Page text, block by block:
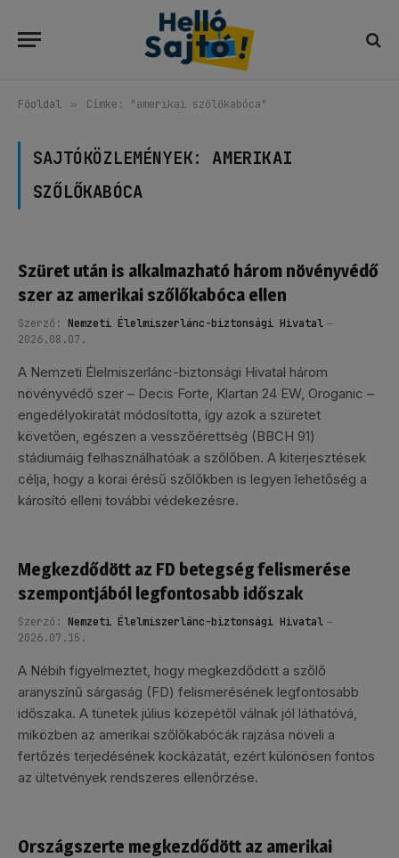
Főoldal » Címke: "amerikai szőlőkabóca"
SAJTÓKÖZLEMÉNYEK:AMERIKAI
SZŐLŐKABÓCA
Szüret után is alkalmazható három növényvédő
szer az amerikai szőlőkabóca ellen
Szerző: Nemzeti Élelmiszerlánc-biztonsági Hivatal
2026.08.07.
A Nemzeti Élelmiszerlánc-biztonsági Hivatal három
növényvédő szer – Decis Forte, Klartan 24 EW, Oroganic –
engedélyokiratát módosította, így azok a szüretet
követően, egészen a vesszőérettség (BBCH 91)
stádiumáig felhasználhatóak a szőlőben. A kiterjesztések
célja, hogy a korai érésű szőlőkben is legyen lehetőség a
károsító elleni további védekezésre.
Megkezdődött az FD betegség felismerése
szempontjából legfontosabb időszak
Szerző: Nemzeti Élelmiszerlánc-biztonsági Hivatal
2026.07.15.
A Nébih figyelmeztet, hogy megkezdődött a szőlő
aranyszínű sárgaság (FD) felismerésének legfontosabb
időszaka. A tünetek július közepétől válnak jól láthatóvá,
miközben az amerikai szőlőkabócák rajzása növeli a
fertőzés terjedésének kockázatát, ezért különösen fontos
az ültetvények rendszeres ellenőrzése.
Országszerte megkezdődött az amerikai